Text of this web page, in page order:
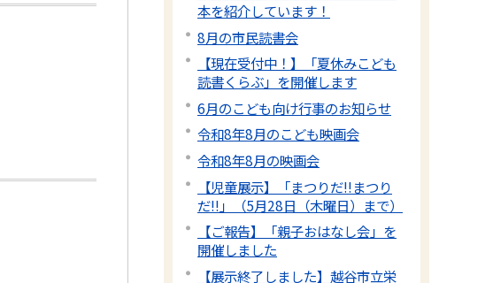
本を紹介しています！
8月の市民読書会
【現在受付中！】「夏休みこども
読書くらぶ」を開催します
6月のこども向け行事のお知らせ
令和8年8月のこども映画会
令和8年8月の映画会
【児童展示】「まつりだ!!まつり
だ!!」（5月28日（木曜日）まで）
【ご報告】「親子おはなし会」を
開催しました
【展示終了しました】越谷市立栄